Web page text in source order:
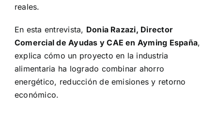
reales.
En esta entrevista, Donia Razazi, Director
Comercial de Ayudas y CAE en Ayming España,
explica cómo un proyecto en la industria
alimentaria ha logrado combinar ahorro
energético, reducción de emisiones y retorno
económico.